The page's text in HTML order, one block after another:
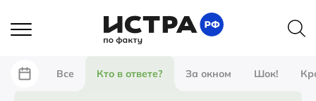
Все Кто в ответе? За окном Шок!